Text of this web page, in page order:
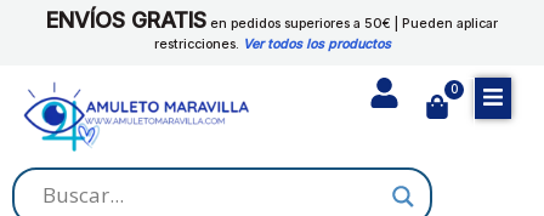
ENVÍOS GRATIS en pedidos superiores a 50€ | Pueden aplicar
restricciones. Ver todos los productos
0
Cart
cantidad